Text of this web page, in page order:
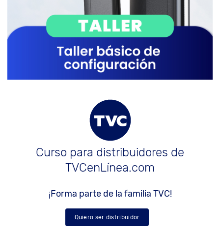
Curso para distribuidores de
TVCenLínea.com
¡Forma parte de la familia TVC!
Quiero ser distribuidor